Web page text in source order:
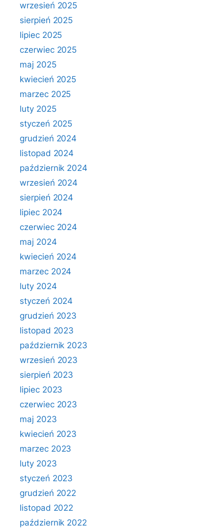
wrzesień 2025
sierpień 2025
lipiec 2025
czerwiec 2025
maj 2025
kwiecień 2025
marzec 2025
luty 2025
styczeń 2025
grudzień 2024
listopad 2024
październik 2024
wrzesień 2024
sierpień 2024
lipiec 2024
czerwiec 2024
maj 2024
kwiecień 2024
marzec 2024
luty 2024
styczeń 2024
grudzień 2023
listopad 2023
październik 2023
wrzesień 2023
sierpień 2023
lipiec 2023
czerwiec 2023
maj 2023
kwiecień 2023
marzec 2023
luty 2023
styczeń 2023
grudzień 2022
listopad 2022
październik 2022